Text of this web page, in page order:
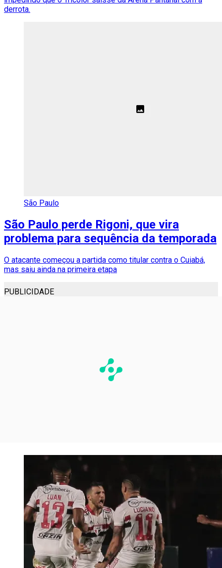
derrota.
São Paulo
São Paulo perde Rigoni, que vira
problema para sequência da temporada
O atacante começou a partida como titular contra o Cuiabá,
mas saiu ainda na primeira etapa
PUBLICIDADE